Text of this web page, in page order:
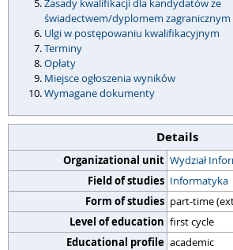
Zasady kwalifikacji dla kandydatów ze
świadectwem/dyplomem zagranicznym
Ulgi w postępowaniu kwalifikacyjnym
Terminy
Opłaty
Miejsce ogłoszenia wyników
Wymagane dokumenty
Details
Organizational unit Wydział
Field of studies Informatyka
Form of studies part-time
Level of education first cycle
Educational profile academic